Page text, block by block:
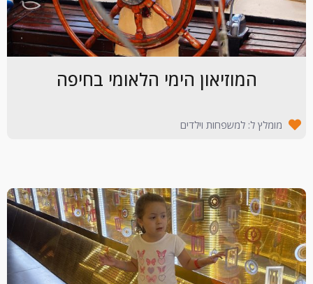
המוזיאון הימי הלאומי בחיפה
מומלץ ל: למשפחות וילדים